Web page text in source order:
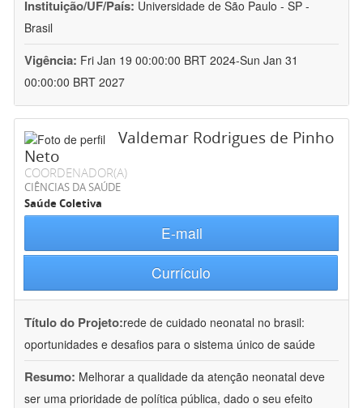
Instituição/UF/País: Universidade de São Paulo - SP -
Brasil
Vigência: Fri Jan 19 00:00:00 BRT 2024-Sun Jan 31
00:00:00 BRT 2027
Valdemar Rodrigues de Pinho
Neto
COORDENADOR(A)
CIÊNCIAS DA SAÚDE
Saúde Coletiva
E-mail
Currículo
Título do Projeto:rede de cuidado neonatal no brasil:
oportunidades e desafios para o sistema único de saúde
Resumo: Melhorar a qualidade da atenção neonatal deve
ser uma prioridade de política pública, dado o seu efeito